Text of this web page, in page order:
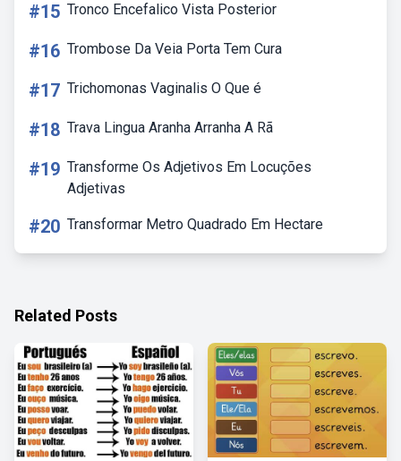
#15 Tronco Encefalico Vista Posterior
#16 Trombose Da Veia Porta Tem Cura
#17 Trichomonas Vaginalis O Que é
#18 Trava Lingua Aranha Arranha A Rã
#19 Transforme Os Adjetivos Em Locuções
Adjetivas
#20 Transformar Metro Quadrado Em Hectare
Related Posts